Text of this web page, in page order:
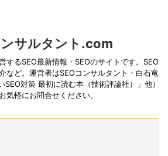
サルタント.com
するSEO最新情報・SEOのサイトです。SEO
など。運営者はSEOコンサルタント・白石竜
対策 最初に読む本（技術評論社）」他）
気軽にお問合せください。